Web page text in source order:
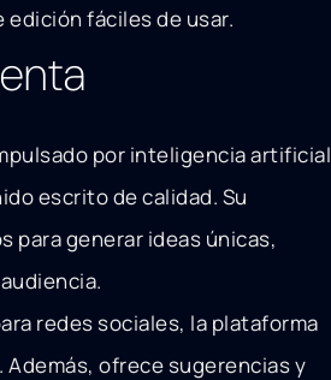
fáciles de usar.
por inteligencia artificial
escrito de calidad. Su
para generar ideas únicas,
redes sociales, la plataforma
Además, ofrece sugerencias y